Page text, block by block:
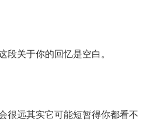
段关于你的回忆是空白。
很远其实它可能短暂得你都看不